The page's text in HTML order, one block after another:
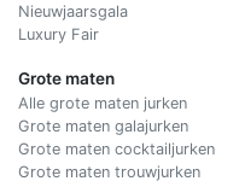
Nieuwjaarsgala
Luxury Fair
Grote maten
Alle grote maten jurken
Grote maten galajurken
Grote maten cocktailjurken
Grote maten trouwjurken